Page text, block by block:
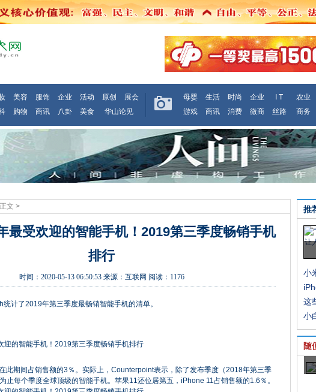
美容 服饰 企业 活动 原创
展会
购物 商讯 八卦 美食 华山论见
母婴 生活 时尚 企业 I T
农业
游戏
商讯 消费 微商 丝路 商务
文 >
最受欢迎的智能手机！2019第三季度畅销手机
排行
时间： 2020-05-13 06:50:53来源： 互联网 阅读：1176
计了2019年第三季度最畅销智能手机的清单。
此期间占销售额的3％。实际上，Counterpoint表示，除了发布季度（2018年第三季
止每个季度全球顶级的智能手机。苹果11还位居第五，iPhone 11占销售额的1.6％。
推
小
这
小
随